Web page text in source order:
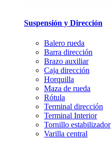
Suspensión y Dirección
Balero rueda
Barra dirección
Brazo auxiliar
Caja dirección
Horquilla
Maza de rueda
Rótula
Terminal dirección
Terminal Interior
Tornillo estabilizador
Varilla central